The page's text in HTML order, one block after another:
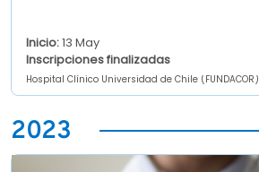
Inicio:13 May
Inscripciones finalizadas
Hospital Clínico Universidad de Chile (FUNDACOR)
2023